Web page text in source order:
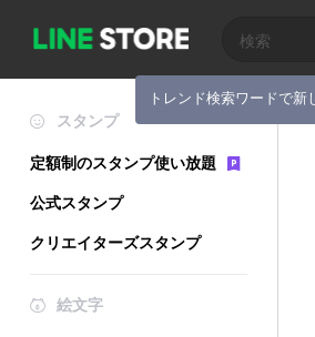
トレンド検索ワードで新
スタンプ
定額制のスタンプ使い放題
公式スタンプ
クリエイターズスタンプ
絵文字